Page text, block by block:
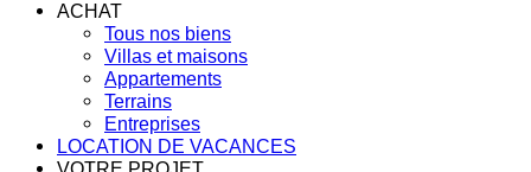
ACHAT
Tous nos biens
Villas et maisons
Appartements
Terrains
Entreprises
LOCATION DE VACANCES